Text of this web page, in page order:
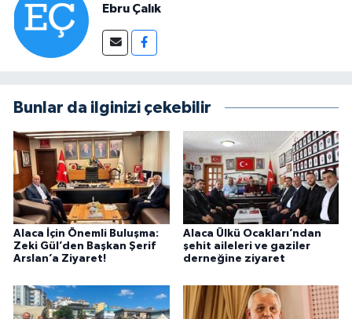
Ebru Çalık
Bunlar da ilginizi çekebilir
Alaca İçin Önemli Buluşma:
Zeki Gül’den Başkan Şerif
Arslan’a Ziyaret!
Alaca Ülkü Ocakları’ndan
şehit aileleri ve gaziler
derneğine ziyaret